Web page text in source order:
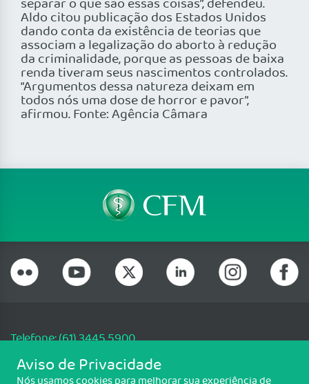
separar o que são essas coisas”, defendeu.
Aldo citou publicação dos Estados Unidos
dando conta da existência de teorias que
associam a legalização do aborto à redução
da criminalidade, porque as pessoas de baixa
renda tiveram seus nascimentos controlados.
“Argumentos dessa natureza deixam em
todos nós uma dose de horror e pavor”,
afirmou. Fonte: Agência Câmara
Telefone: (61) 3445 5900
Email: cfm@portalmedico.org.br
SGAS 616, Conjunto D, Lote 115, L2 Sul, Brasília/DF - CEP: 70200-760 -
Aviso de Privacidade